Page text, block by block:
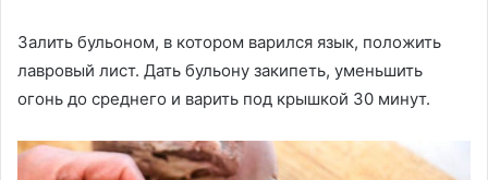
Залить бульоном, в котором варился язык, положить
лавровый лист. Дать бульону закипеть, уменьшить
огонь до среднего и варить под крышкой 30 минут.